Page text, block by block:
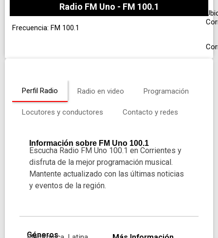
Radio FM Uno - FM 100.1
Frecuencia: FM 100.1
Perfil Radio Radio en video Programación
Locutores y conductores Contacto y redes
Información sobre FM Uno 100.1
Escucha Radio FM Uno 100.1 en Corrientes y
disfruta de la mejor programación musical.
Mantente actualizado con las últimas noticias
y eventos de la región.
Géneros